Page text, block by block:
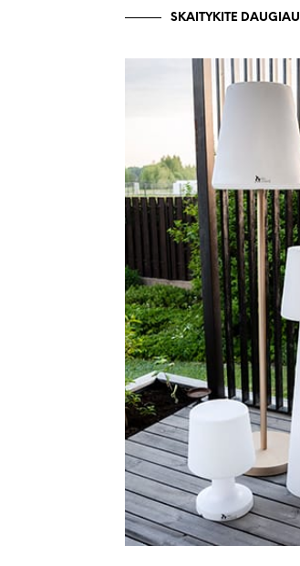
SKAITYKITE DAUGIAU